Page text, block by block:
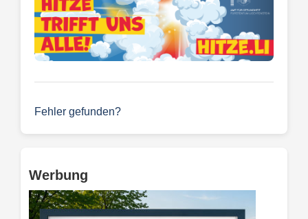
Fehler gefunden?
Werbung